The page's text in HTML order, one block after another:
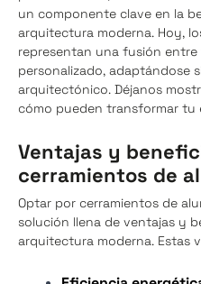
un componente clave en la
arquitectura moderna. Hoy,
representan una fusión
personalizado, adaptándose
arquitectónico. Déjanos
cómo pueden transformar tu
Ventajas y
cerramientos de
Optar por cerramientos de
solución llena de ventajas y
arquitectura moderna. Estas